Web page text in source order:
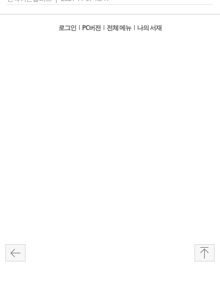
로그인 l PC버전 l 전체 메뉴 l 나의 서재